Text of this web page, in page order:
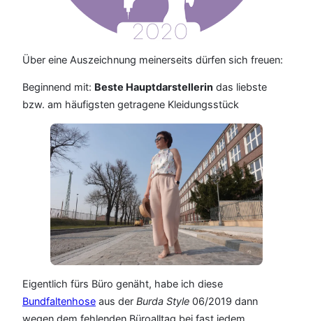
Über eine Auszeichnung meinerseits dürfen sich freuen:
Beginnend mit: Beste Hauptdarstellerin das liebste
bzw. am häufigsten getragene Kleidungsstück
Eigentlich fürs Büro genäht, habe ich diese
Bundfaltenhose aus der Burda Style 06/2019 dann
wegen dem fehlenden Büroalltag bei fast jedem